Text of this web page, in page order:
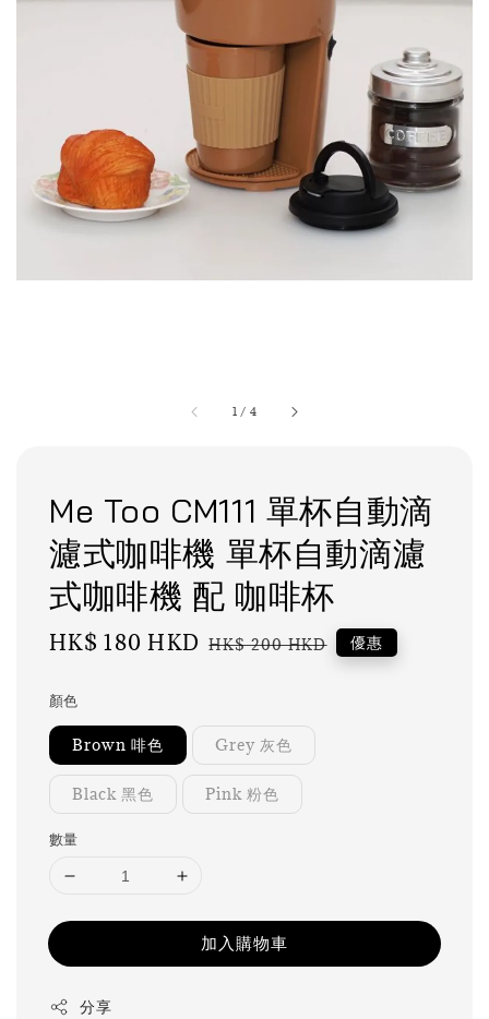
1 / 4
Me Too CM111 單杯自動滴
濾式咖啡機 單杯自動滴濾
式咖啡機 配 咖啡杯
Sale
HK$ 180 HKD Regular
HK$ 200 HKD 優惠
顏色
Brown 啡色 Grey 灰色
Black 黑色 Pink 粉色
數量
加入購物車
分享